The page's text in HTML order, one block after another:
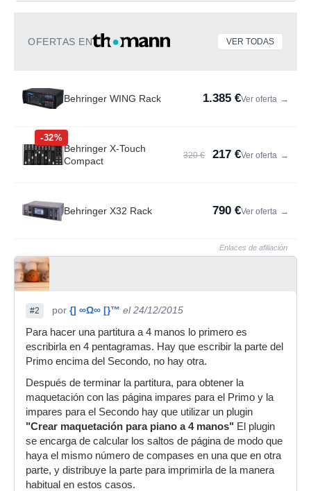
OFERTAS EN VER TODAS
Behringer WING Rack 1.385 €Ver oferta →
-32%
Behringer X-Touch
Compact
320 € 217 €Ver oferta →
Behringer X32 Rack 790 €Ver oferta →
Enlaces de afiliación
#2 por {] ∞Ω∞ [}™ el 24/12/2015
Para hacer una partitura a 4 manos lo primero es
escribirla en 4 pentagramas. Hay que escribir la parte del
Primo encima del Secondo, no hay otra.
Después de terminar la partitura, para obtener la
maquetación con las página impares para el Primo y la
impares para el Secondo hay que utilizar un plugin
"Crear maquetación para piano a 4 manos" El plugin
se encarga de calcular los saltos de página de modo que
haya el mismo número de compases en una que en otra
parte, y distribuye la parte para imprimirla de la manera
habitual en estos casos.